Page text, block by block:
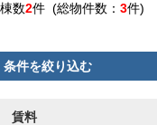
棟数2件 (総物件数： 3件)
条件を絞り込む
賃料